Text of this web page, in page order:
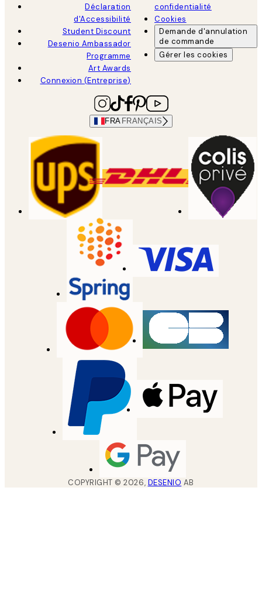
Déclaration
d'Accessibilité
Student Discount
Desenio Ambassador
Programme
Art Awards
Connexion (Entreprise)
confidentialité
Cookies
Demande d'annulation
de commande
Gérer les cookies
FRA FRANÇAIS
COPYRIGHT ©2026, DESENIO AB